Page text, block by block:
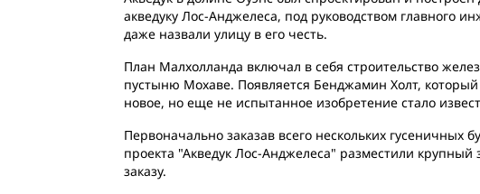
акведуку Лос-Анджелеса, под руководством главного
даже назвали улицу в его честь.
План Малхолланда включал в себя строительство
пустыню Мохаве. Появляется Бенджамин Холт,
новое, но еще не испытанное изобретение стало
Первоначально заказав всего нескольких
проекта "Акведук Лос-Анджелеса" разместили
заказу.